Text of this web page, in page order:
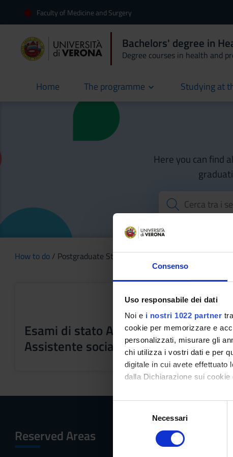
Consenso
Uso responsabile dei dati
Noi e i nostri 1022 partner
cookie per memorizzare e
personalizzati, misurare gli
chi utilizza i vostri dati e per
digitale in cui avete effettuato
dalla Dichiarazione sui
Con il tuo consenso,
raccogliere
digitali).
Necessari
Faculty of Medicine and Surgery
Bachelors' degree in
Degree courses in health and
Home
current The programme Studying at
Here you can find
How to do / Postgraduate Study
Esami di stato Assistente sociale e
Assistente sociale specialista
Reserved Areas Menu